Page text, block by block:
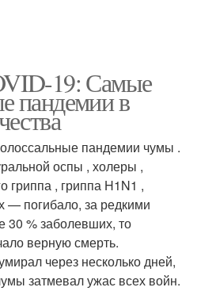
19: Самые
пандемии в
пандемии чумы .
оспы , холеры ,
гриппа , гриппа H1N1 ,
— погибало, за редкими
30 % заболевших, то
верную смерть.
через несколько дней,
затмевал ужас всех войн.